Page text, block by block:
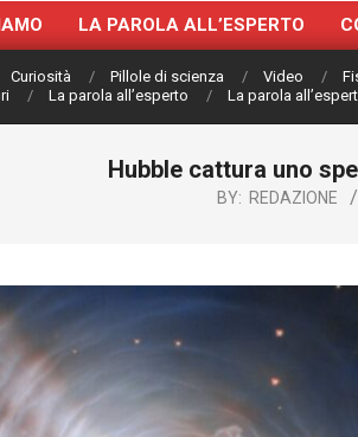
LA PAROLA ALL’ESPERTO
Curiosità Pillole di scienza Video
La parola all’esperto La parola
Hubble cattura uno
BY: REDAZIONE